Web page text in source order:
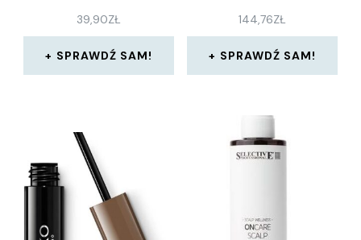
39,90ZŁ
SPRAWDŹ SAM!
50 ML
144,76ZŁ
SPRAWDŹ SAM!